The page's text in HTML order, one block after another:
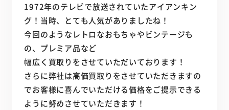
1972年のテレビで放送されていたアイアンキン
グ！当時、とても人気がありましたね！
今回のようなレトロなおもちゃやビンテージも
の、プレミア品など
幅広く買取りをさせていただいております！
さらに弊社は高価買取りをさせていただきますの
でお客様に喜んでいただける価格をご提示できる
ように努めさせていただきます！